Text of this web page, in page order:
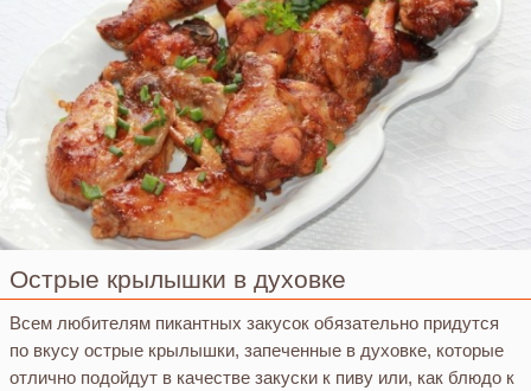
Острые крылышки в духовке
Всем любителям пикантных закусок обязательно придутся
по вкусу острые крылышки, запеченные в духовке, которые
отлично подойдут в качестве закуски к пиву или, как блюдо к